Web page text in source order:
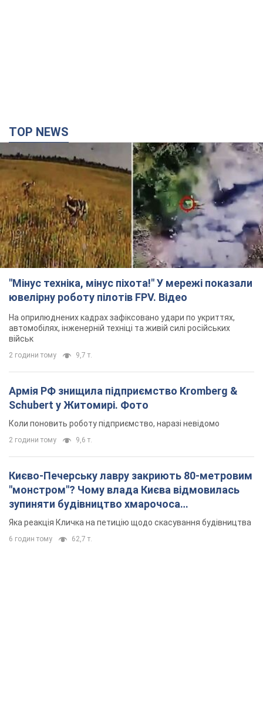
TOP NEWS
"Мінус техніка, мінус піхота!" У мережі показали
ювелірну роботу пілотів FPV. Відео
На оприлюднених кадрах зафіксовано удари по укриттях,
автомобілях, інженерній техніці та живій силі російських
військ
2 години тому 9,7 т.
Армія РФ знищила підприємство Kromberg &
Schubert у Житомирі. Фото
Коли поновить роботу підприємство, наразі невідомо
2 години тому 9,6 т.
Києво-Печерську лавру закриють 80-метровим
"монстром"? Чому влада Києва відмовилась
зупиняти будівництво хмарочоса
"московського вірянина"
Яка реакція Кличка на петицію щодо скасування будівництва
6 годин тому 62,7 т.